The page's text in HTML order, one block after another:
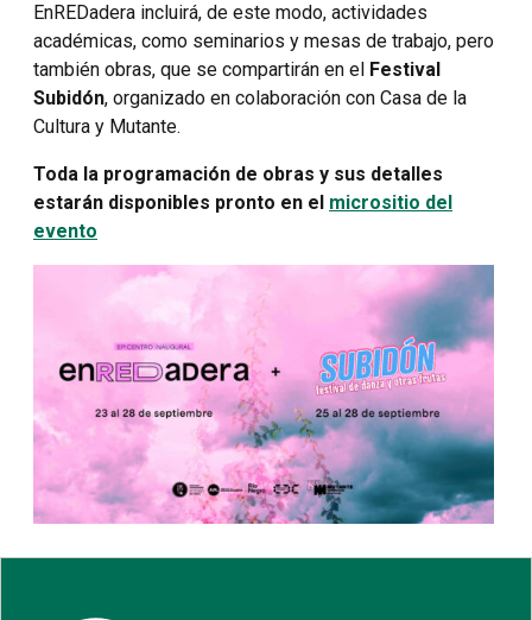
EnREDadera incluirá, de este modo, actividades
académicas, como seminarios y mesas de trabajo, pero
también obras, que se compartirán en el Festival
Subidón, organizado en colaboración con Casa de la
Cultura y Mutante.
Toda la programación de obras y sus detalles
estarán disponibles pronto en el micrositio del
evento